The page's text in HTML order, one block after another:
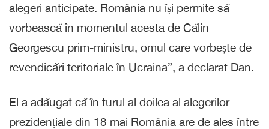
alegeri anticipate. România nu își permite să
vorbească în momentul acesta de Călin
Georgescu prim-ministru, omul care vorbește de
revendicări teritoriale în Ucraina”, a declarat Dan.
El a adăugat că în turul al doilea al alegerilor
prezidențiale din 18 mai România are de ales între